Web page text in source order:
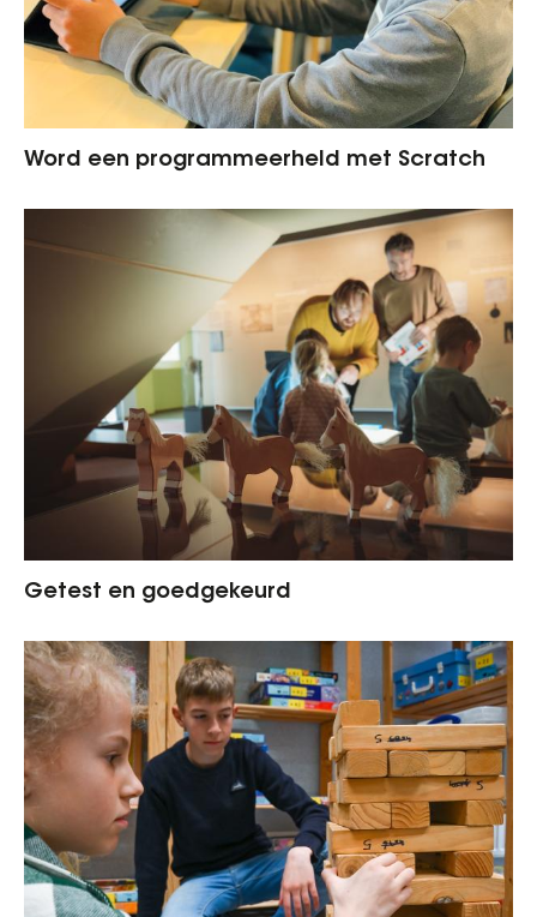
Word een programmeerheld met Scratch
Getest en goedgekeurd